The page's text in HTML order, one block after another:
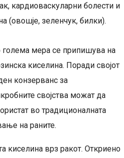
кардиоваскуларни болести и
(овошје, зеленчук, билки).
голема мера се припишува на
киселина. Поради својот
конзерванс за
својства можат да
во традиционалната
на раните.
киселина врз ракот. Откриено